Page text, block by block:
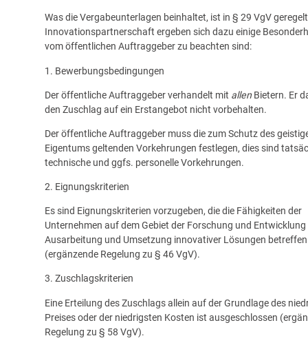
Was die Vergabeunterlagen beinhaltet, ist in § 29 VgV
Innovationspartnerschaft ergeben sich dazu einige
vom öffentlichen Auftraggeber zu beachten sind:
1. Bewerbungsbedingungen
Der öffentliche Auftraggeber verhandelt mit allenBietern. Er
den Zuschlag auf ein Erstangebot nicht vorbehalten.
Der öffentliche Auftraggeber muss die zum Schutz des
Eigentums geltenden Vorkehrungen festlegen, dies sind
technische und ggfs. personelle Vorkehrungen.
2. Eignungskriterien
Es sind Eignungskriterien vorzugeben, die die Fähigkeiten der
Unternehmen auf dem Gebiet der Forschung und Entwicklung
Ausarbeitung und Umsetzung innovativer Lösungen betreffen
(ergänzende Regelung zu § 46 VgV).
3. Zuschlagskriterien
Eine Erteilung des Zuschlags allein auf der Grundlage des
Preises oder der niedrigsten Kosten ist ausgeschlossen
Regelung zu § 58 VgV).